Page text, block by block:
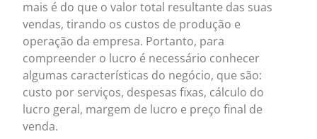
mais é do que o valor total resultante das suas
vendas, tirando os custos de produção e
operação da empresa. Portanto, para
compreender o lucro é necessário conhecer
algumas características do negócio, que são:
custo por serviços, despesas fixas, cálculo do
lucro geral, margem de lucro e preço final de
venda.